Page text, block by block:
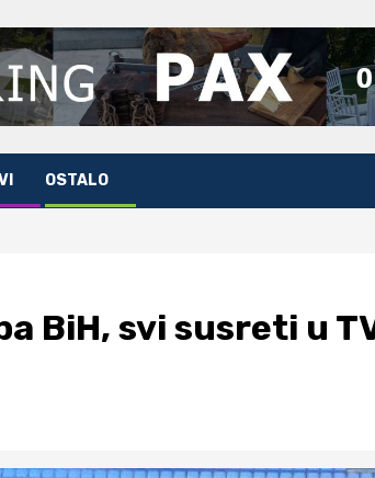
OSTALO
BiH, svi susreti u